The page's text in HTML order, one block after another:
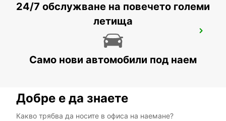
24/7 обслужване на повечето големи
летища
Само нови автомобили под наем
Добре е да знаете
Какво трябва да носите в офиса на наемане?